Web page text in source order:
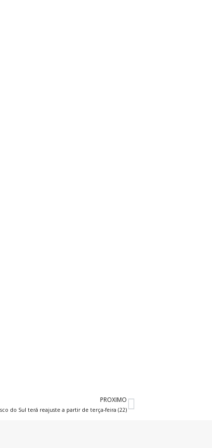
PROXIMO
do Sul terá reajuste a partir de terça-feira (22)Próximo